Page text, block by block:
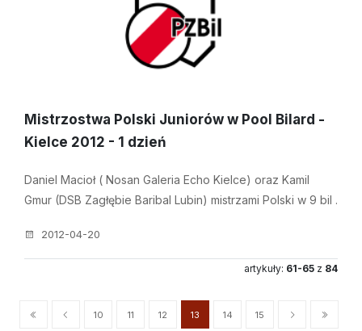
Mistrzostwa Polski Juniorów w Pool Bilard -
Kielce 2012 - 1 dzień
Daniel Macioł ( Nosan Galeria Echo Kielce) oraz Kamil
Gmur (DSB Zagłębie Baribal Lubin) mistrzami Polski w 9 bil .
2012-04-20
artykuły: 61-65 z 84
10 11 12 13 14 15